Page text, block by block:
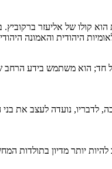
של אליעזר ברקוביץ.
היהודית והאמונה
חד; הוא משתמש בידע
לדבריו, נועדה לעצב את
יותר מדיון בתולדות